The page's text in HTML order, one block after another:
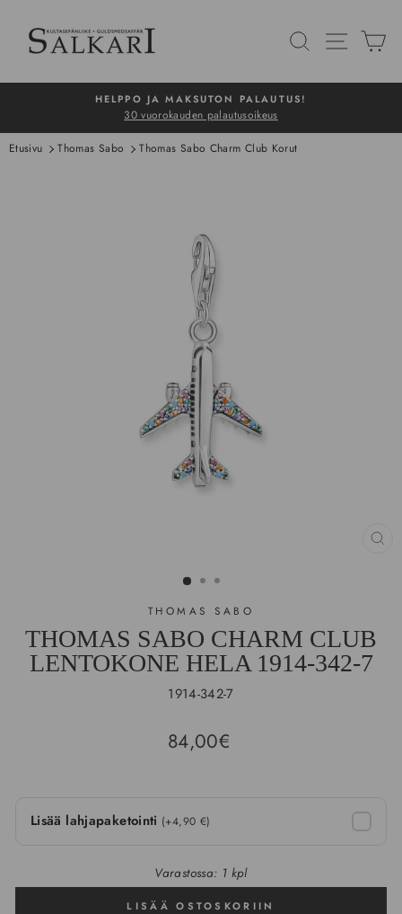
sisältöön
HAKU
Pysäytä
HELPPO JA MAKSUTON PALAUTUS!
30 vuorokauden palautusoikeus
Etusivu Thomas Sabo Thomas Sabo Charm Club Korut
THOMAS SABO
THOMAS SABO CHARM CLUB
LENTOKONE HELA 1914-342-7
1914-342-7
Hinta
84,00€
Lisää lahjapaketointi (+4,90 €)
Varastossa: 1 kpl
LISÄÄ OSTOSKORIIN